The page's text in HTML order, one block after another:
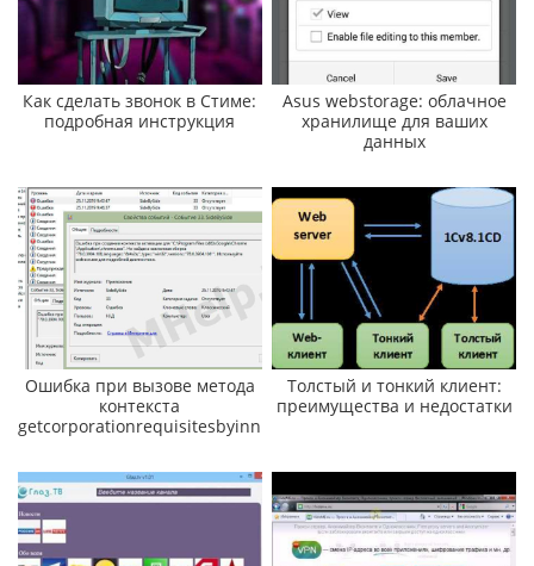
Как сделать звонок в Стиме:
подробная инструкция
Asus webstorage: облачное
хранилище для ваших
данных
Ошибка при вызове метода
контекста
getcorporationrequisitesbyinn
Толстый и тонкий клиент:
преимущества и недостатки